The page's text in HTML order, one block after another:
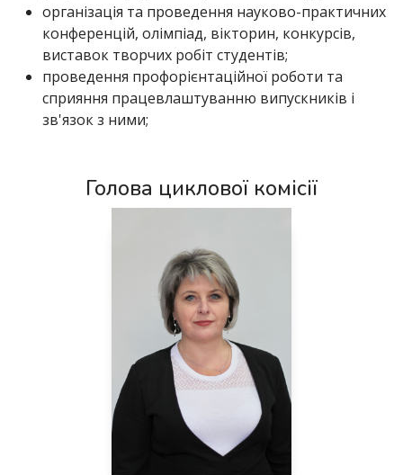
організація та проведення науково-практичних
конференцій, олімпіад, вікторин, конкурсів,
виставок творчих робіт студентів;
проведення профорієнтаційної роботи та
сприяння працевлаштуванню випускників і
зв'язок з ними;
Голова циклової комісії